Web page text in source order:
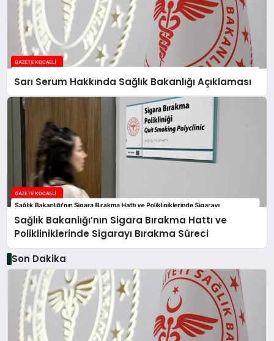
Sarı Serum Hakkında Sağlık Bakanlığı Açıklaması
Sağlık Bakanlığı’nın Sigara Bırakma Hattı ve
Polikliniklerinde Sigarayı Bırakma Süreci
Son Dakika